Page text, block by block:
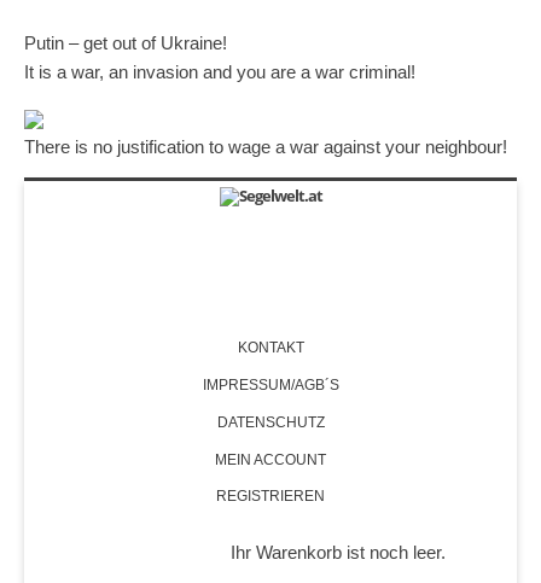
Putin – get out of Ukraine!
It is a war, an invasion and you are a war criminal!
There is no justification to wage a war against your neighbour!
KONTAKT
IMPRESSUM/AGB´S
DATENSCHUTZ
MEIN ACCOUNT
REGISTRIEREN
Ihr Warenkorb ist noch leer.